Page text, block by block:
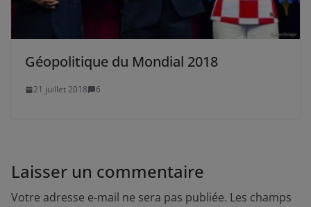
Géopolitique du Mondial 2018
21 juillet 2018 6
Laisser un commentaire
Votre adresse e-mail ne sera pas publiée. Les champs